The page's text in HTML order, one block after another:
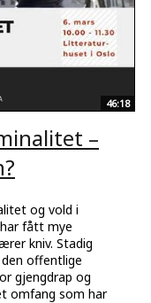
46:18
–
og vold i
fått mye
kniv. Stadig
offentlige
gjengdrap og
omfang som har